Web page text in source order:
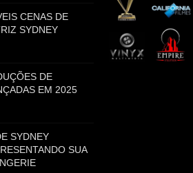
CENAS DE
SYDNEY
DE
EM 2025
SYDNEY
SUA